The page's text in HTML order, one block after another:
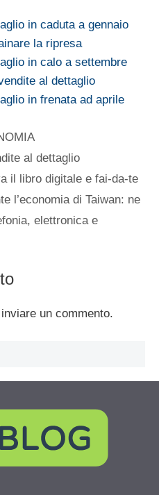
in caduta a gennaio
la ripresa
in calo a settembre
al dettaglio
in frenata ad aprile
al dettaglio
il libro digitale e fai-da-te
l’economia di Taiwan: ne
elettronica e
un commento.